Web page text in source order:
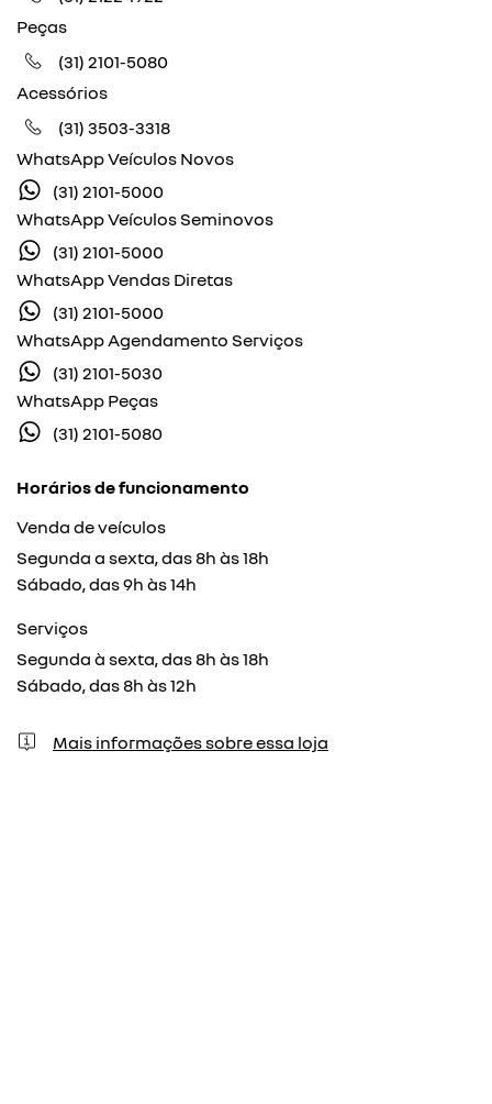
Peças
(31) 2101-5080
Acessórios
(31) 3503-3318
WhatsApp Veículos Novos
(31) 2101-5000
WhatsApp Veículos Seminovos
(31) 2101-5000
WhatsApp Vendas Diretas
(31) 2101-5000
WhatsApp Agendamento Serviços
(31) 2101-5030
WhatsApp Peças
(31) 2101-5080
Horários de funcionamento
Venda de veículos
Segunda a sexta, das 8h às 18h
Sábado, das 9h às 14h
Serviços
Segunda à sexta, das 8h às 18h
Sábado, das 8h às 12h
Mais informações sobre essa loja